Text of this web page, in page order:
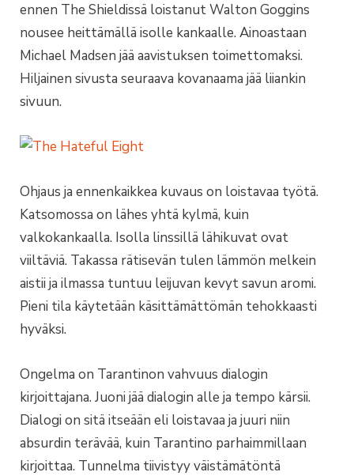
ennen The Shieldissä loistanut Walton Goggins
nousee heittämällä isolle kankaalle. Ainoastaan
Michael Madsen jää aavistuksen toimettomaksi.
Hiljainen sivusta seuraava kovanaama jää liiankin
sivuun.
Ohjaus ja ennenkaikkea kuvaus on loistavaa työtä.
Katsomossa on lähes yhtä kylmä, kuin
valkokankaalla. Isolla linssillä lähikuvat ovat
viiltäviä. Takassa rätisevän tulen lämmön melkein
aistii ja ilmassa tuntuu leijuvan kevyt savun aromi.
Pieni tila käytetään käsittämättömän tehokkaasti
hyväksi.
Ongelma on Tarantinon vahvuus dialogin
kirjoittajana. Juoni jää dialogin alle ja tempo kärsii.
Dialogi on sitä itseään eli loistavaa ja juuri niin
absurdin terävää, kuin Tarantino parhaimmillaan
kirjoittaa. Tunnelma tiivistyy väistämätöntä